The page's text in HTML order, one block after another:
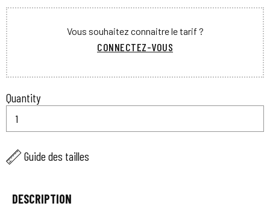
Vous souhaitez connaitre le tarif ?
CONNECTEZ-VOUS
Quantity
Guide des tailles
DESCRIPTION